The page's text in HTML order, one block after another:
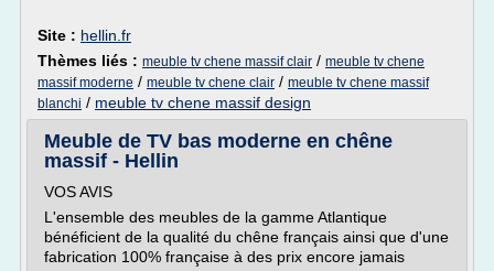
Site : hellin.fr
Thèmes liés : meuble tv chene massif clair / meuble tv chene
massif moderne / meuble tv chene clair / meuble tv chene massif
blanchi / meuble tv chene massif design
Meuble de TV bas moderne en chêne
massif - Hellin
VOS AVIS
L'ensemble des meubles de la gamme Atlantique
bénéficient de la qualité du chêne français ainsi que d'une
fabrication 100% française à des prix encore jamais